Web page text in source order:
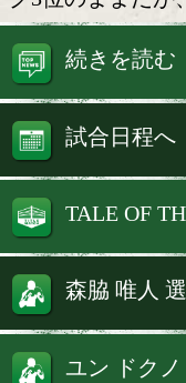
両者は、5月
が2-1の判定
ら5ヶ月、今
み、ダイレク
なお、WBO
は、5月以降
グ3位のまま
続きを